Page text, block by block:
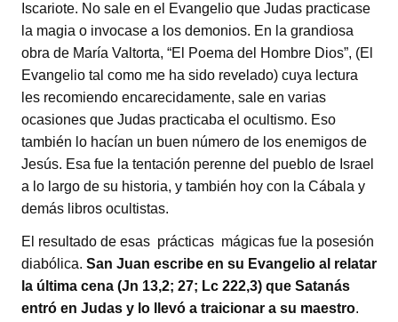
Iscariote. No sale en el Evangelio que Judas practicase
la magia o invocase a los demonios. En la grandiosa
obra de María Valtorta, “El Poema del Hombre Dios”, (El
Evangelio tal como me ha sido revelado) cuya lectura
les recomiendo encarecidamente, sale en varias
ocasiones que Judas practicaba el ocultismo. Eso
también lo hacían un buen número de los enemigos de
Jesús. Esa fue la tentación perenne del pueblo de Israel
a lo largo de su historia, y también hoy con la Cábala y
demás libros ocultistas.
El resultado de esas prácticas mágicas fue la posesión
diabólica. San Juan escribe en su Evangelio al relatar
la última cena (Jn 13,2; 27; Lc 222,3) que Satanás
entró en Judas y lo llevó a traicionar a su maestro.